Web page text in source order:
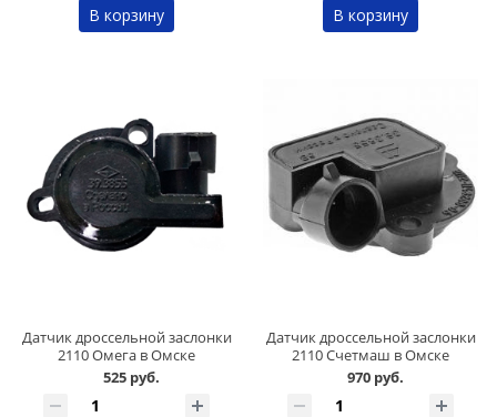
В корзину В корзину
Датчик дроссельной заслонки
2110 Омега в Омске
525 руб.
Датчик дроссельной заслонки
2110 Счетмаш в Омске
970 руб.